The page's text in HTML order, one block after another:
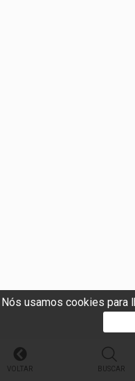
Nós usamos cookies para
VOLTAR BUSCAR